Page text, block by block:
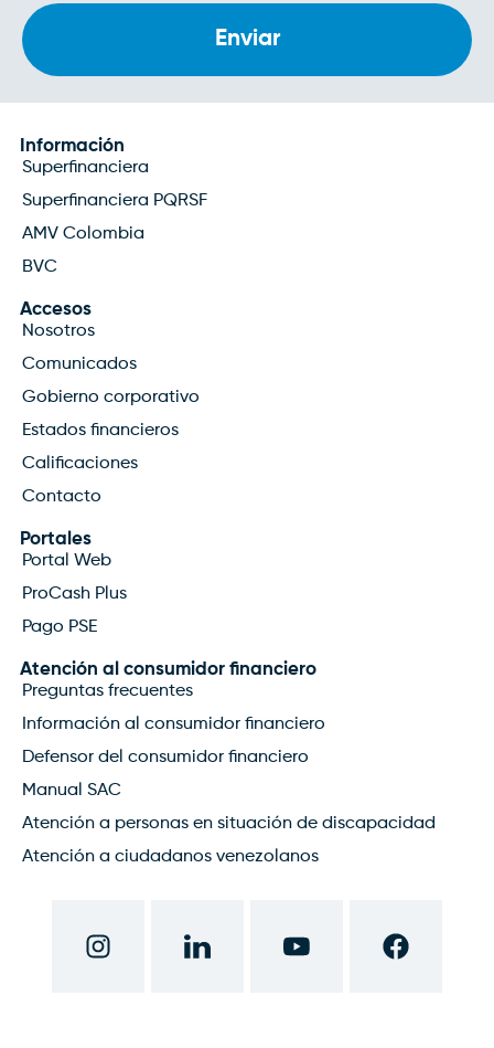
Información
Superfinanciera
Superfinanciera PQRSF
AMV Colombia
BVC
Accesos
Nosotros
Comunicados
Gobierno corporativo
Estados financieros
Calificaciones
Contacto
Portales
Portal Web
ProCash Plus
Pago PSE
Atención al consumidor financiero
Preguntas frecuentes
Información al consumidor financiero
Defensor del consumidor financiero
Manual SAC
Atención a personas en situación de discapacidad
Atención a ciudadanos venezolanos